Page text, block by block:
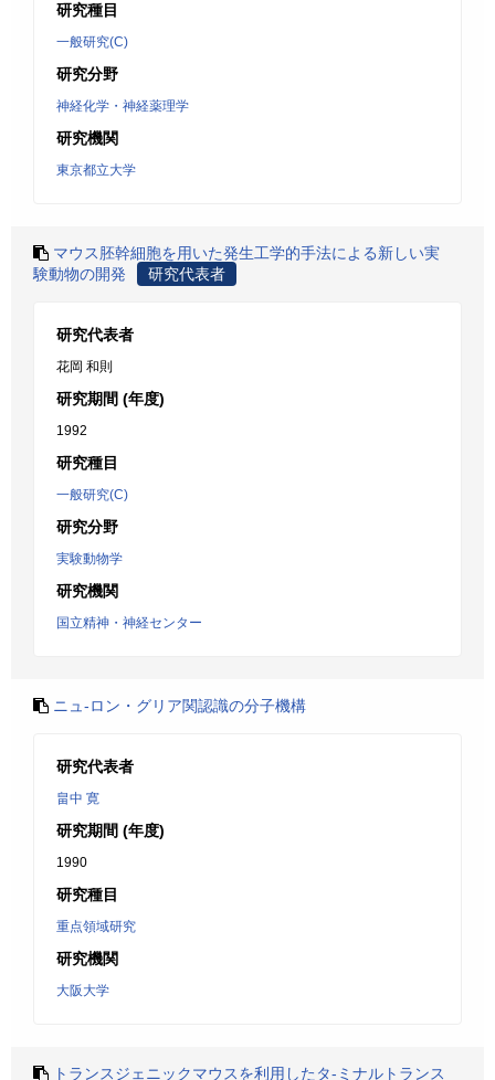
研究種目
一般研究(C)
研究分野
神経化学・神経薬理学
研究機関
東京都立大学
マウス胚幹細胞を用いた発生工学的手法による新しい実
験動物の開発
研究代表者
研究代表者
花岡 和則
研究期間 (年度)
1992
研究種目
一般研究(C)
研究分野
実験動物学
研究機関
国立精神・神経センター
ニュ-ロン・グリア関認識の分子機構
研究代表者
畠中 寛
研究期間 (年度)
1990
研究種目
重点領域研究
研究機関
大阪大学
トランスジェニックマウスを利用したタ-ミナルトランス